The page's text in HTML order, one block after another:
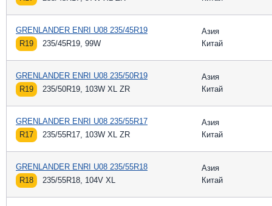
GRENLANDER ENRI U08 235/45R19
R19
235/45R19, 99W
Азия
Китай
GRENLANDER ENRI U08 235/50R19
R19
235/50R19, 103W XL ZR
Азия
Китай
GRENLANDER ENRI U08 235/55R17
R17
235/55R17, 103W XL ZR
Азия
Китай
GRENLANDER ENRI U08 235/55R18
R18
235/55R18, 104V XL
Азия
Китай